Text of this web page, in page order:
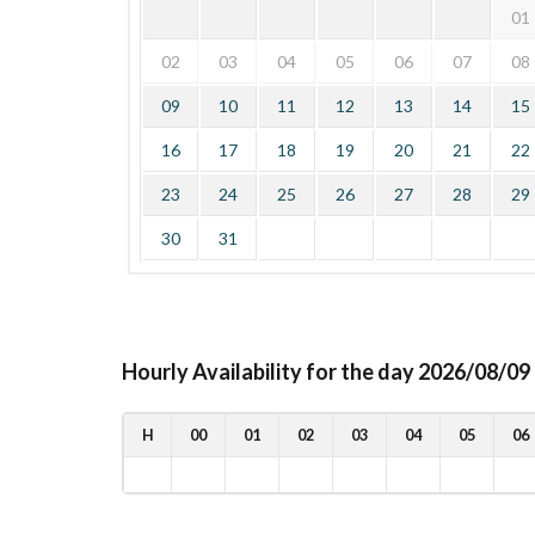
01
02 03 04 05 06 07 08
09 10 11 12 13 14 15
16 17 18 19 20 21 22
23 24 25 26 27 28 29
30 31
Hourly Availability for the day 2026/08/09
H 00 01 02 03 04 05 06